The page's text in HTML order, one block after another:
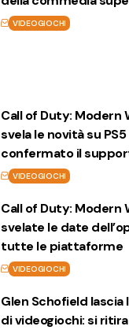
VIDEOGIOCHI
Call of Duty: Modern
svela le novità su PS5
confermato il
VIDEOGIOCHI
Call of Duty: Modern
svelate le date
tutte le piattaforme
VIDEOGIOCHI
Glen Schofield lascia
di videogiochi: si